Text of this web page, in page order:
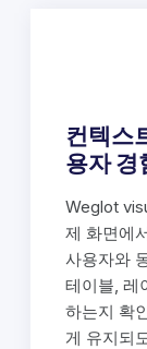
컨텍스
용자 경
Weglot
제 화면에
사용자와
테이블, 레
하는지 확
게 유지되